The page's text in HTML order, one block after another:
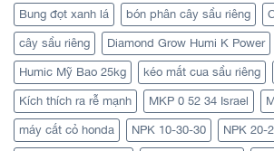
Bung đọt xanh lá bón phân cây sầu riêng
cây sầu riêng Diamond Grow Humi K Power
Humic Mỹ Bao 25kg kéo mắt cua sầu riêng
Kích thích ra rễ mạnh MKP 0 52 34 Israel
máy cắt cỏ honda NPK 10-30-30 NPK 20-